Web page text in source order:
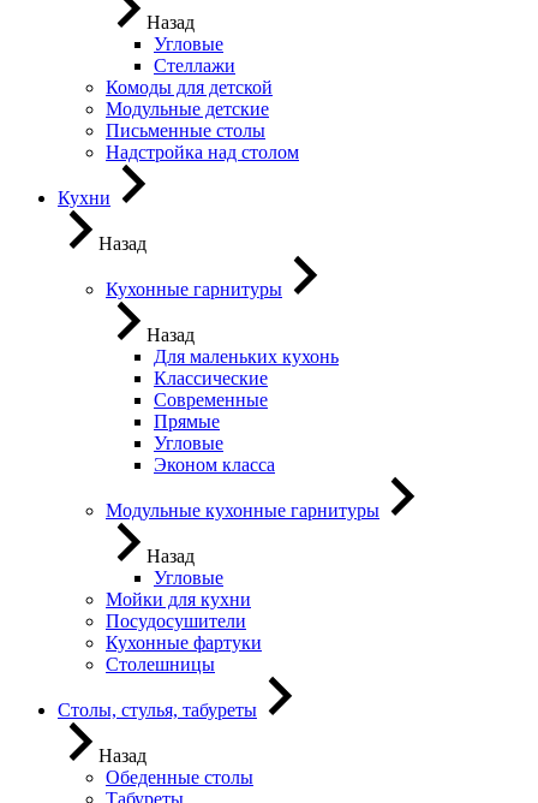
Назад
Угловые
Стеллажи
Комоды для детской
Модульные детские
Письменные столы
Надстройка над столом
Кухни
Назад
Кухонные гарнитуры
Назад
Для маленьких кухонь
Классические
Современные
Прямые
Угловые
Эконом класса
Модульные кухонные гарнитуры
Назад
Угловые
Мойки для кухни
Посудосушители
Кухонные фартуки
Столешницы
Столы, стулья, табуреты
Назад
Обеденные столы
Табуреты